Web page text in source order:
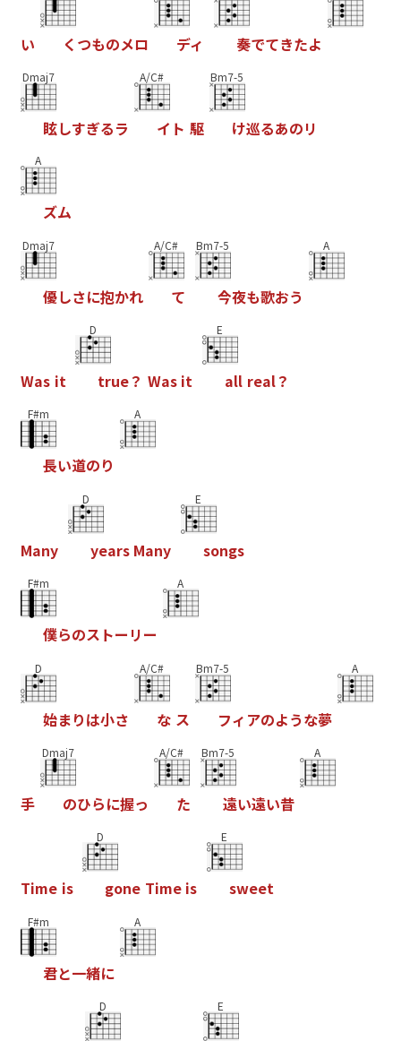
い く つものメロ ディ 奏でてきたよ
Dmaj7
眩しすぎるラ
A/C#
イ ト 駆
Bm7-5
け巡るあのリ
A
ズム
Dmaj7
優しさに抱かれ
A/C#
て
Bm7-5
今夜も歌おう
A
Was it
D
true？ Was it
E
all real？
F#m
長い道のり
A
Many
D
years Many
E
songs
F#m
僕らのス トー リー
A
D
始まりは小さ
A/C#
な ス
Bm7-5
フィ アのような夢
A
手
Dmaj7
のひらに握っ
A/C#
た
Bm7-5
遠い遠い昔
A
Time is
D
gone Time is
E
sweet
F#m
君と一緒に
A
D E